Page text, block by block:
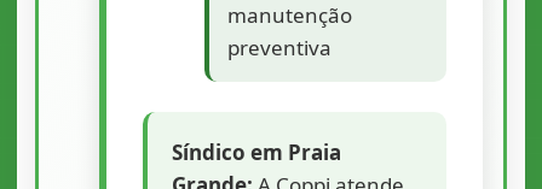
manutenção
preventiva
Síndico em Praia